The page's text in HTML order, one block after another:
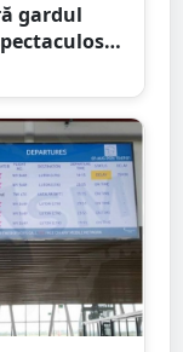
gardul